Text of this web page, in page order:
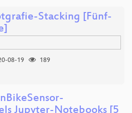
Stacking [Fünf-
08-19
189